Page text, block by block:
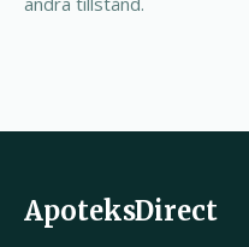
ApoteksDirect